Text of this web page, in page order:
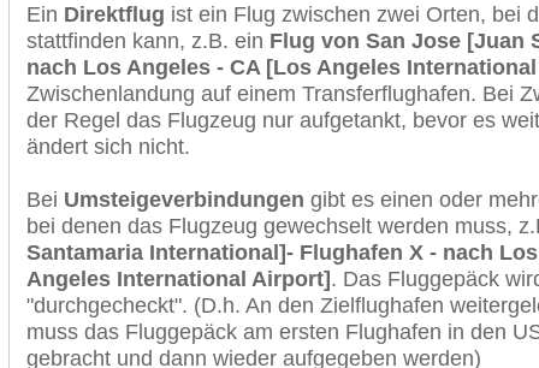
Ein Direktflug ist ein Flug zwischen zwei Orten, bei
stattfinden kann, z.B. ein Flug von San Jose [Juan
nach Los Angeles - CA [Los Angeles
Zwischenlandung auf einem Transferflughafen. Bei
der Regel das Flugzeug nur aufgetankt, bevor es
ändert sich nicht.
Bei Umsteigeverbindungen gibt es einen oder
bei denen das Flugzeug gewechselt werden muss,
Santamaria International]- Flughafen X - nach
Angeles International Airport]. Das Fluggepäck
"durchgecheckt". (D.h. An den Zielflughafen
muss das Fluggepäck am ersten Flughafen in den
gebracht und dann wieder aufgegeben werden)